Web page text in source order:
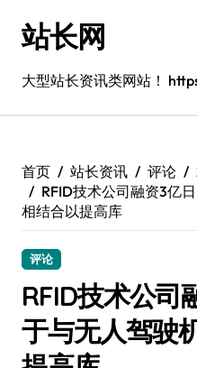
站长网
大型站长资讯类网站！
首页 站长资讯 评论
RFID技术公司融资3亿
相结合以提高库
评论
RFID技术公司
于与无人驾驶